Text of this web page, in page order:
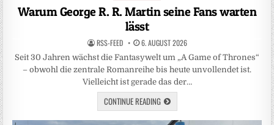
in
Warum George R. R. Martin seine Fans warten
lässt
RSS-FEED 6. AUGUST 2026
Seit 30 Jahren wächst die Fantasywelt um „A Game of Thrones“
– obwohl die zentrale Romanreihe bis heute unvollendet ist.
Vielleicht ist gerade das der…
CONTINUE READING